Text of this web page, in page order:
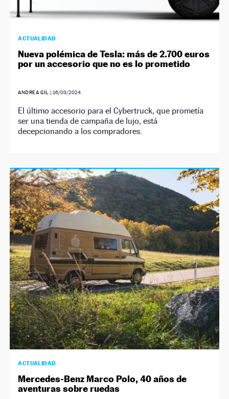
ACTUALIDAD
Nueva polémica de Tesla: más de 2.700 euros
por un accesorio que no es lo prometido
ANDREA GIL | 16/03/2024
El último accesorio para el Cybertruck, que prometía
ser una tienda de campaña de lujo, está
decepcionando a los compradores.
ACTUALIDAD
Mercedes-Benz Marco Polo, 40 años de
aventuras sobre ruedas